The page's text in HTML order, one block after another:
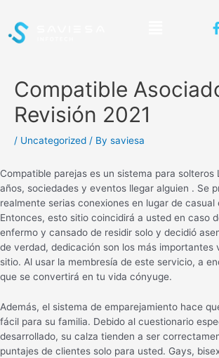
Compatible
Revisión 2021
/ Uncategorized / By saviesa
Compatible parejas es un sistema para solteros
años, sociedades y eventos llegar alguien . Se
realmente serias conexiones en lugar de casual
Entonces, esto sitio coincidirá a usted en caso
enfermo y cansado de residir solo y decidió
de verdad, dedicación son los más importantes
sitio. Al usar la membresía de este servicio, a
que se convertirá en tu vida cónyuge.
Además, el sistema de emparejamiento hace
fácil para su familia. Debido al cuestionario
desarrollado, su calza tienden a ser
puntajes de clientes solo para usted. Gays,